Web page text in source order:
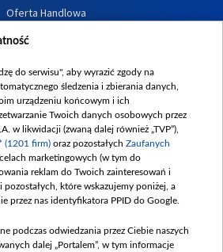
Oferta Handlowa
Dostępność
zgłoszeń wewnętrznych
do serwisu", aby wyrazić zgody na
śledzenia i zbierania danych,
urządzeniu końcowym i ich
Twoich danych osobowych przez
w likwidacji (zwaną dalej również „TVP”),
(1201 firm) oraz pozostałych Zaufanych
celach marketingowych (w tym do
reklam do Twoich zainteresowań i
pozostałych, które wskazujemy poniżej, a
przez nas identyfikatora PPID do Google.
podczas odwiedzania przez Ciebie naszych
dalej „Portalem”, w tym informacje